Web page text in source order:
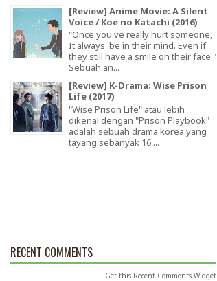
[Review] Anime Movie: A Silent
Voice / Koe no Katachi (2016)
"Once you've really hurt someone,
It always be in their mind. Even if
they still have a smile on their face."
Sebuah an...
[Review] K-Drama: Wise Prison
Life (2017)
"Wise Prison Life" atau lebih
dikenal dengan "Prison Playbook"
adalah sebuah drama korea yang
tayang sebanyak 16 ...
RECENT COMMENTS
Get this Recent Comments Widget